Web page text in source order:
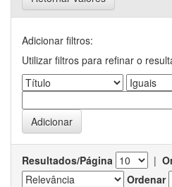
Adicionar filtros:
Utilizar filtros para refinar o
Resultados/Página |
Ordenar